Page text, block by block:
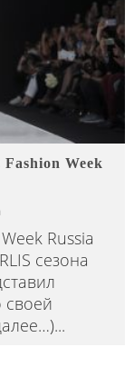
Week
Russia
сезона
своей
...